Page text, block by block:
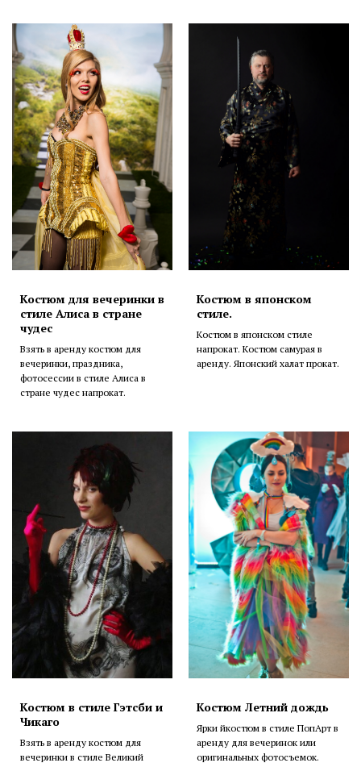
Костюм для вечеринки в
стиле Алиса в стране
чудес
Взять в аренду костюм для
вечеринки, праздника,
фотосессии в стиле Алиса в
стране чудес напрокат.
Костюм в японском
стиле.
Костюм в японском стиле
напрокат. Костюм самурая в
аренду. Японский халат прокат.
Костюм в стиле Гэтсби и
Чикаго
Взять в аренду костюм для
вечеринки в стиле Великий
Костюм Летний дождь
Ярки йкостюм в стиле ПопАрт в
аренду для вечеринок или
оригинальных фотосъемок.